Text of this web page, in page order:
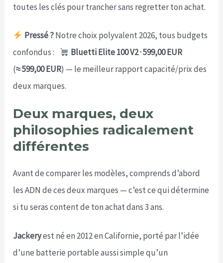
toutes les clés pour trancher sans regretter ton achat.
Pressé ?Notre choix polyvalent 2026, tous budgets
confondus :
Bluetti Elite 100 V2 ·599,00 EUR
(≈ 599,00 EUR) — le meilleur rapport capacité/prix des
deux marques.
Deux marques, deux
philosophies radicalement
différentes
Avant de comparer les modèles, comprends d’abord
les ADN de ces deux marques — c’est ce qui détermine
si tu seras content de ton achat dans 3 ans.
Jackeryest né en 2012 en Californie, porté par l’idée
d’une batterie portable aussi simple qu’un